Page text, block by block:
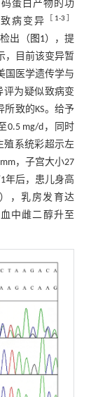
蛋白产物的功
病变异
1-3
出（ 图1），提
，目前该变异暂
国医学遗传学与
评为疑似致病变
所致的KS。给予
0.5 mg/d，同时
殖系统彩超示左
，子宫大小27
年后，患儿身高
），乳房发育达
中雌二醇升至